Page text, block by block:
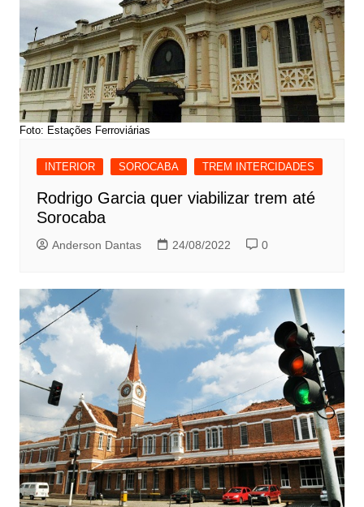
Foto: Estações Ferroviárias
INTERIOR SOROCABA TREM INTERCIDADES
Rodrigo Garcia quer viabilizar trem até
Sorocaba
Anderson Dantas 24/08/2022 0